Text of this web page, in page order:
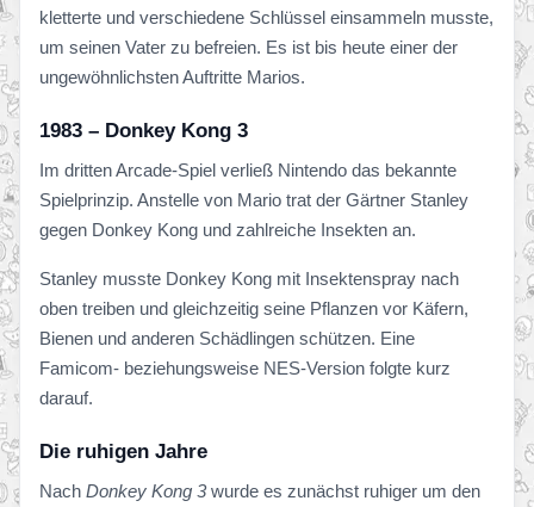
kletterte und verschiedene Schlüssel einsammeln musste,
um seinen Vater zu befreien. Es ist bis heute einer der
ungewöhnlichsten Auftritte Marios.
1983 – Donkey Kong 3
Im dritten Arcade-Spiel verließ Nintendo das bekannte
Spielprinzip. Anstelle von Mario trat der Gärtner Stanley
gegen Donkey Kong und zahlreiche Insekten an.
Stanley musste Donkey Kong mit Insektenspray nach
oben treiben und gleichzeitig seine Pflanzen vor Käfern,
Bienen und anderen Schädlingen schützen. Eine
Famicom- beziehungsweise NES-Version folgte kurz
darauf.
Die ruhigen Jahre
Nach Donkey Kong 3wurde es zunächst ruhiger um den